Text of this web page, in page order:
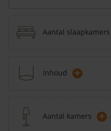
Aantal slaapkamers
Inhoud +
Aantal kamers +